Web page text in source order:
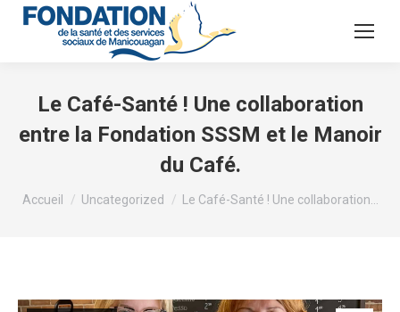
Le Café-Santé ! Une collaboration
entre la Fondation SSSM et le Manoir
du Café.
Vous êtes ici :
Accueil Uncategorized Le Café-Santé ! Une collaboration…